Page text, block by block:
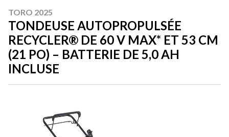
TORO 2025
TONDEUSE AUTOPROPULSÉE
RECYCLER® DE 60 V MAX* ET 53 CM
(21 PO) – BATTERIE DE 5,0 AH
INCLUSE